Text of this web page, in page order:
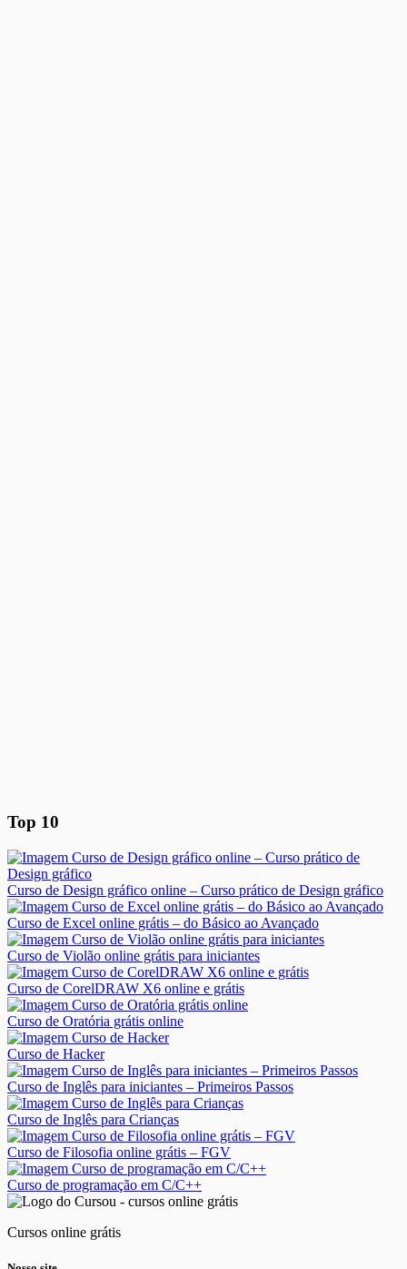
Top 10
Curso de Design gráfico online – Curso prático de Design gráfico
Curso de Excel online grátis – do Básico ao Avançado
Curso de Violão online grátis para iniciantes
Curso de CorelDRAW X6 online e grátis
Curso de Oratória grátis online
Curso de Hacker
Curso de Inglês para iniciantes – Primeiros Passos
Curso de Inglês para Crianças
Curso de Filosofia online grátis – FGV
Curso de programação em C/C++
Cursos online grátis